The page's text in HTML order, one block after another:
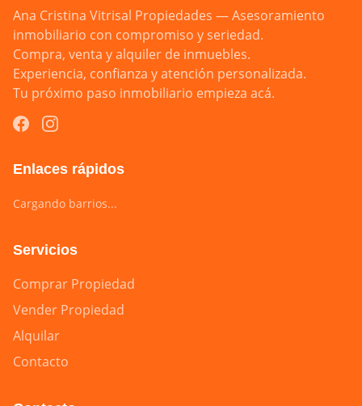
Ana Cristina Vitrisal Propiedades — Asesoramiento
inmobiliario con compromiso y seriedad.
Compra, venta y alquiler de inmuebles.
Experiencia, confianza y atención personalizada.
Tu próximo paso inmobiliario empieza acá.
Enlaces rápidos
Cargando barrios...
Servicios
Comprar Propiedad
Vender Propiedad
Alquilar
Contacto